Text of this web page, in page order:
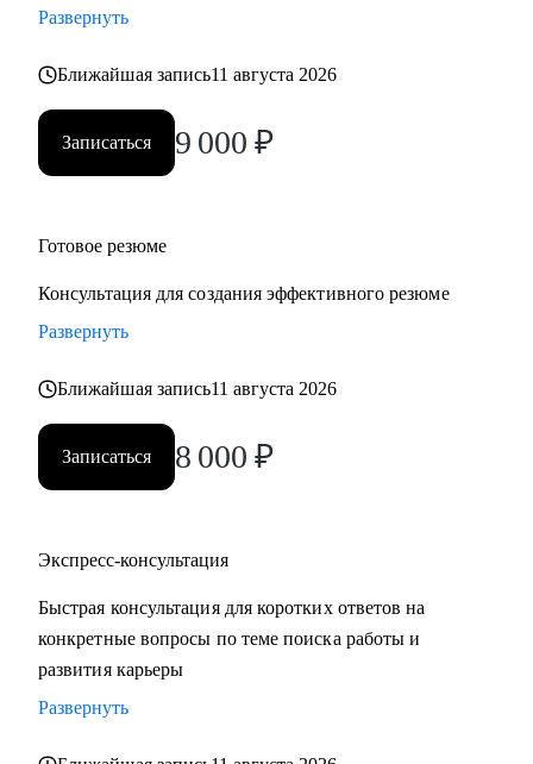
• Учу говорить про деньги, рост и ценность — уверенно и
Работаю индивидуально, с опорой на ваш опыт, ценности
и цели. Через психологическую диагностику, карьерный
коучинг и HR-практики. В удобном темпе, с реальными
результатами
Кому могу помочь:
• Кто устал от «просто работы» и хочет дело по душе
• Кто хочет расти, зарабатывать больше и не выгорать
пути
Основные специализации, с которыми работаю:
• Продажи/торговля
• Медицина/фармацевтика
• Строительство, недвижимость
• Туризм, гостиницы, рестораны
• Искусство, развлечения, массмедиа
• Спортивные клубы, фитнес, салоны красоты
• Административный персонал
Развернуть
Ближайшая запись11 августа 2026
Записаться 9 000 ₽
Готовое резюме
Консультация для создания эффективного резюме
Развернуть
Ближайшая запись11 августа 2026
Записаться 8 000 ₽
Экспресс-консультация
Быстрая консультация для коротких ответов на
конкретные вопросы по теме поиска работы и
развития карьеры
Развернуть